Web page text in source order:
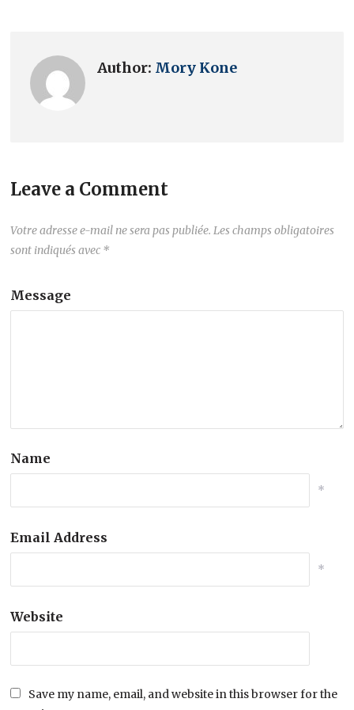
Author: Mory Kone
Leave a Comment
Votre adresse e-mail ne sera pas publiée. Les champs obligatoires
sont indiqués avec *
Message
Name
*
Email Address
*
Website
Save my name, email, and website in this browser for the